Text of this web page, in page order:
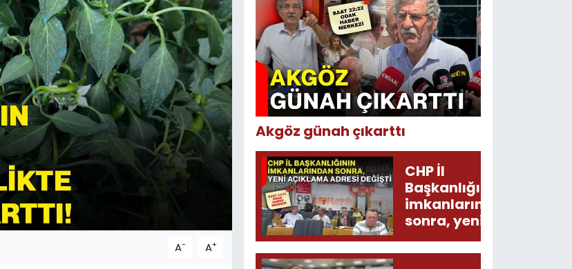
A- A+
Akgöz günah çıkarttı
CHP İl
Başkanlığının
imkanlarından
sonra, yeni
açıklama
adresi değişti!